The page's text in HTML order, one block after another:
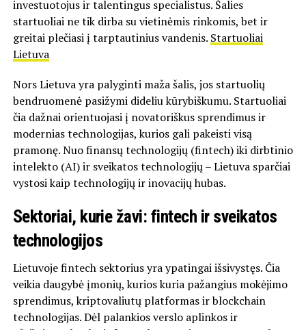
investuotojus ir talentingus specialistus. Šalies
startuoliai ne tik dirba su vietinėmis rinkomis, bet ir
greitai plečiasi į tarptautinius vandenis. Startuoliai
Lietuva
Nors Lietuva yra palyginti maža šalis, jos startuolių
bendruomenė pasižymi dideliu kūrybiškumu. Startuoliai
čia dažnai orientuojasi į novatoriškus sprendimus ir
modernias technologijas, kurios gali pakeisti visą
pramonę. Nuo finansų technologijų (fintech) iki dirbtinio
intelekto (AI) ir sveikatos technologijų – Lietuva sparčiai
vystosi kaip technologijų ir inovacijų hubas.
Sektoriai, kurie žavi: fintech ir sveikatos
technologijos
Lietuvoje fintech sektorius yra ypatingai išsivystęs. Čia
veikia daugybė įmonių, kurios kuria pažangius mokėjimo
sprendimus, kriptovaliutų platformas ir blockchain
technologijas. Dėl palankios verslo aplinkos ir